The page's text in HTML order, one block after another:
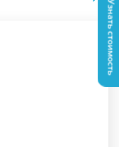
Узнать стоимость